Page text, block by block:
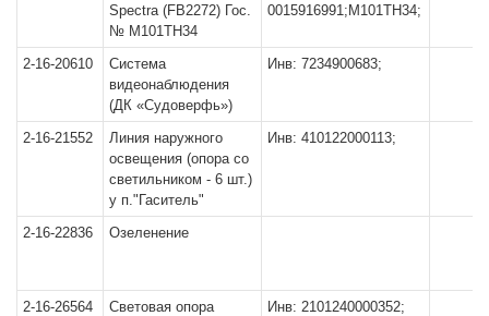
Spectra (FB2272) Гос.
№ М101ТН34
0015916991;М101ТН34;
2-16-20610
Система
видеонаблюдения
(ДК «Судоверфь»)
Инв: 7234900683;
2-16-21552
Линия наружного
освещения (опора со
светильником - 6 шт.)
у п."Гаситель"
Инв: 410122000113;
2-16-22836 Озеленение
2-16-26564
Световая опора
Инв: 2101240000352;